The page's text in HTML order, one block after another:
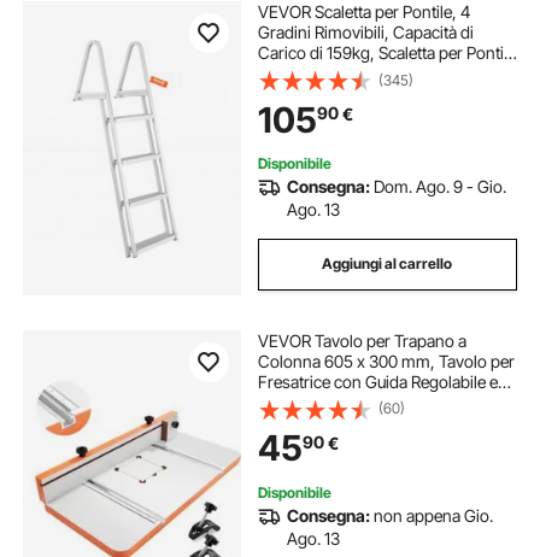
VEVOR Scaletta per Pontile, 4
Gradini Rimovibili, Capacità di
Carico di 159kg, Scaletta per Pontile
con Gradino Largo 10,16cm,
Scaletta Antiscivolo per
Nave/Piscina/Imbarco Marittimo
(345)
10590€
Disponibile
Consegna: Dom. Ago. 9 - Gio.
Ago. 13
Aggiungi al carrello
VEVOR Tavolo per Trapano a
Colonna 605 x 300 mm, Tavolo per
Fresatrice con Guida Regolabile e
Blocco di Arresto, Scanalature a T
Altamente Compatibili, Piano del
Tavolo in MDF, Bilancia Integrata
(60)
4590€
Disponibile
Consegna:non appena Gio.
Ago. 13